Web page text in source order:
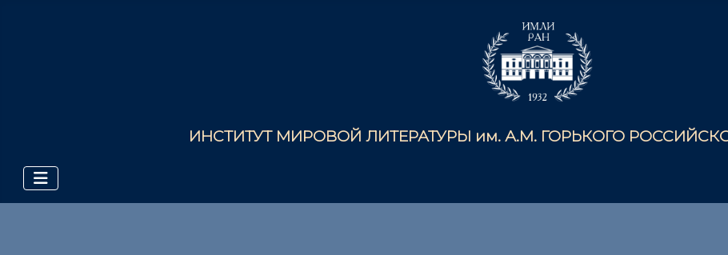
ИНСТИТУТ МИРОВОЙ ЛИТЕРАТУРЫ им. А.М. ГОРЬКОГО